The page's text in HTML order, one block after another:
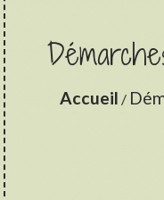
Accueil /